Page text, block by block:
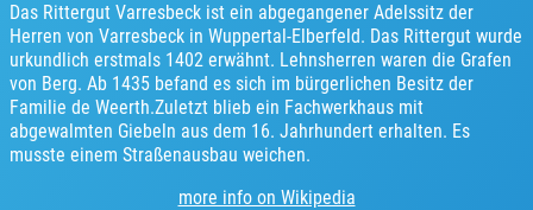
Das Rittergut Varresbeck ist ein abgegangener Adelssitz der
Herren von Varresbeck in Wuppertal-Elberfeld. Das Rittergut wurde
urkundlich erstmals 1402 erwähnt. Lehnsherren waren die Grafen
von Berg. Ab 1435 befand es sich im bürgerlichen Besitz der
Familie de Weerth.Zuletzt blieb ein Fachwerkhaus mit
abgewalmten Giebeln aus dem 16. Jahrhundert erhalten. Es
musste einem Straßenausbau weichen.
more info on Wikipedia